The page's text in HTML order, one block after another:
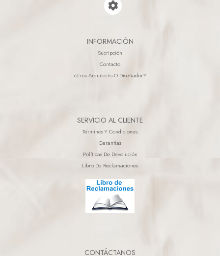
INFORMACIÓN
Sucripción
Contacto
¿eres Arquitecto O Diseñador?
SERVICIO AL CLIENTE
Términos Y Condiciones
Garantias
Políticas De Devolución
Libro De Reclamaciones
CONTÁCTANOS